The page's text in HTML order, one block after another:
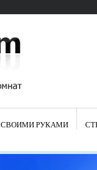
Свежие
Японские
СВОИМИ РУКАМИ